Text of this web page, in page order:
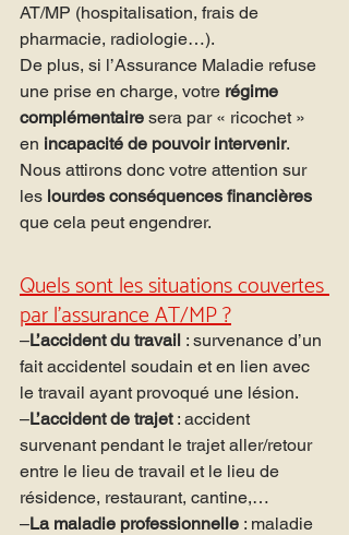
AT/MP (hospitalisation, frais de
pharmacie, radiologie…).
De plus, si l’Assurance Maladie refuse
une prise en charge, votre régime
complémentaire sera par « ricochet »
en incapacité de pouvoir intervenir.
Nous attirons donc votre attention sur
les lourdes conséquences financières
que cela peut engendrer.
Quels sont les situations couvertes
par l’assurance AT/MP ?
–L’accident du travail : survenance d’un
fait accidentel soudain et en lien avec
le travail ayant provoqué une lésion.
–L’accident de trajet : accident
survenant pendant le trajet aller/retour
entre le lieu de travail et le lieu de
résidence, restaurant, cantine,…
–La maladie professionnelle : maladie